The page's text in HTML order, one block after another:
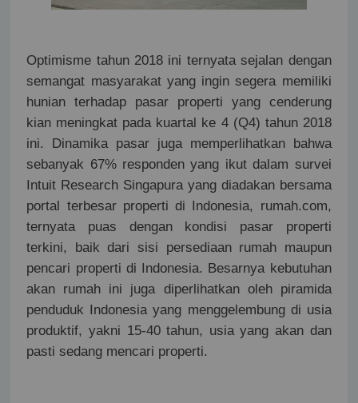
Optimisme tahun 2018 ini ternyata sejalan dengan
semangat masyarakat yang ingin segera memiliki
hunian terhadap pasar properti yang cenderung
kian meningkat pada kuartal ke 4 (Q4) tahun 2018
ini. Dinamika pasar juga memperlihatkan bahwa
sebanyak 67% responden yang ikut dalam survei
Intuit Research Singapura yang diadakan bersama
portal terbesar properti di Indonesia, rumah.com,
ternyata puas dengan kondisi pasar properti
terkini, baik dari sisi persediaan rumah maupun
pencari properti di Indonesia. Besarnya kebutuhan
akan rumah ini juga diperlihatkan oleh piramida
penduduk Indonesia yang menggelembung di usia
produktif, yakni 15-40 tahun, usia yang akan dan
pasti sedang mencari properti.